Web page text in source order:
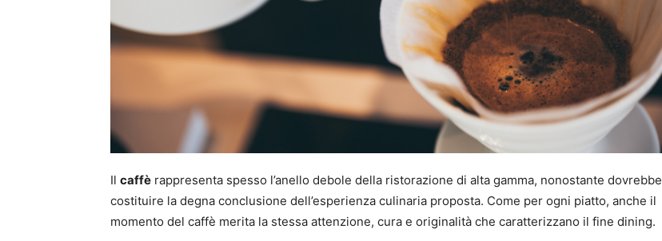
Il caffè rappresenta spesso l’anello debole della ristorazione di alta gamma, nonostante dovrebbe
costituire la degna conclusione dell’esperienza culinaria proposta. Come per ogni piatto, anche il
momento del caffè merita la stessa attenzione, cura e originalità che caratterizzano il fine dining.